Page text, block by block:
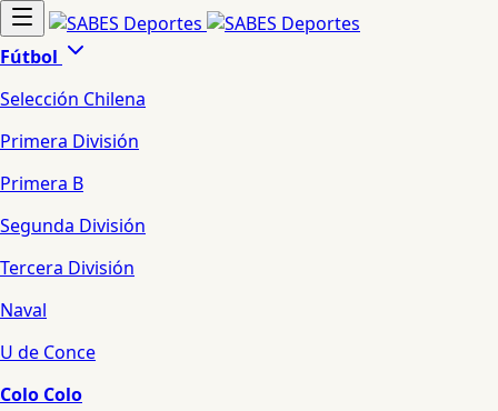
Fútbol
Selección Chilena
Primera División
Primera B
Segunda División
Tercera División
Naval
U de Conce
Colo Colo